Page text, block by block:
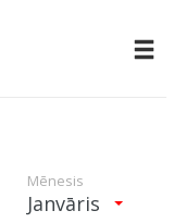
Mēnesis
Janvāris